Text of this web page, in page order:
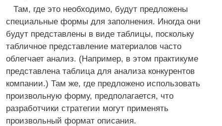
Там, где это необходимо, будут предложены
специальные формы для заполнения. Иногда они
будут представлены в виде таблицы, поскольку
табличное представление материалов часто
облегчает анализ. (Например, в этом практикуме
представлена таблица для анализа конкурентов
компании.) Там же, где предложено использовать
произвольную форму, предполагается, что
разработчики стратегии могут применять
произвольный формат описания.